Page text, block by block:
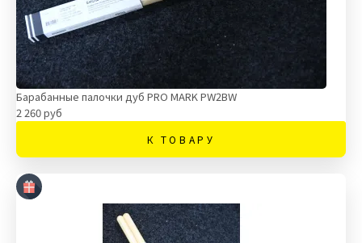
Барабанные палочки дуб PRO MARK PW2BW
2 260 руб
К ТОВАРУ